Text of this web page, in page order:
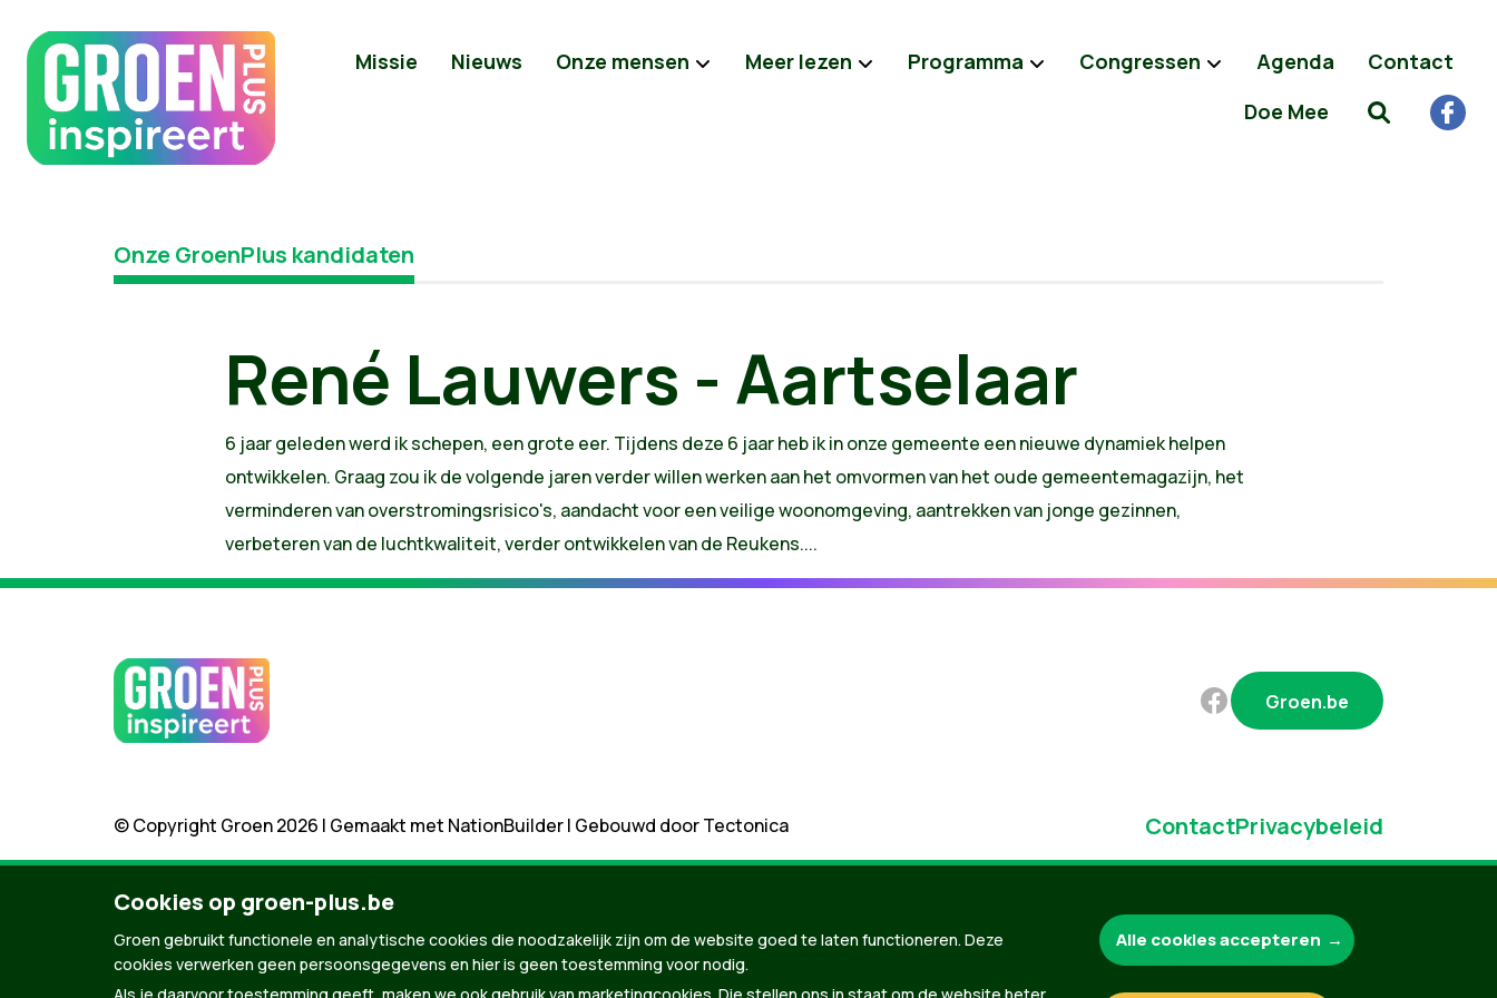
Missie Nieuws Onze mensen Meer lezen Programma Congressen Agenda
Contact
Doe Mee
Onze GroenPlus kandidaten
René Lauwers - Aartselaar
6 jaar geleden werd ik schepen, een grote eer. Tijdens deze 6 jaar heb ik in onze gemeente een nieuwe dynamiek helpen
ontwikkelen. Graag zou ik de volgende jaren verder willen werken aan het omvormen van het oude gemeentemagazijn, het
verminderen van overstromingsrisico's, aandacht voor een veilige woonomgeving, aantrekken van jonge gezinnen,
verbeteren van de luchtkwaliteit, verder ontwikkelen van de Reukens....
Groen.be
© Copyright Groen 2026 | Gemaakt met NationBuilder| Gebouwd doorTectonica ContactPrivacybeleid
Cookies op groen-plus.be
Groen gebruikt functionele en analytische cookies die noodzakelijk zijn om de website goed te laten functioneren. Deze
cookies verwerken geen persoonsgegevens en hier is geen toestemming voor nodig.
Alle cookies accepteren